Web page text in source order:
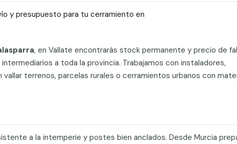
y presupuesto para tu cerramiento en
, en Vallate encontrarás stock permanente y precio de
a toda la provincia. Trabajamos con instaladores,
terrenos, parcelas rurales o cerramientos urbanos con
a la intemperie y postes bien anclados. Desde Murcia